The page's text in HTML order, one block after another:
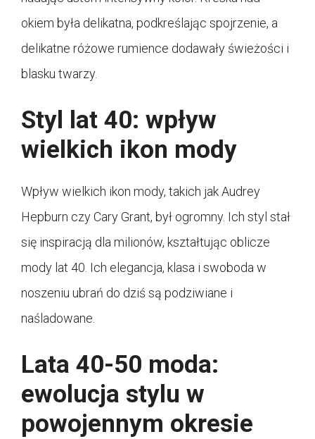
okiem była delikatna, podkreślając spojrzenie, a
delikatne różowe rumience dodawały świeżości i
blasku twarzy.
Styl lat 40: wpływ
wielkich ikon mody
Wpływ wielkich ikon mody, takich jak Audrey
Hepburn czy Cary Grant, był ogromny. Ich styl stał
się inspiracją dla milionów, kształtując oblicze
mody lat 40. Ich elegancja, klasa i swoboda w
noszeniu ubrań do dziś są podziwiane i
naśladowane.
Lata 40-50 moda:
ewolucja stylu w
powojennym okresie